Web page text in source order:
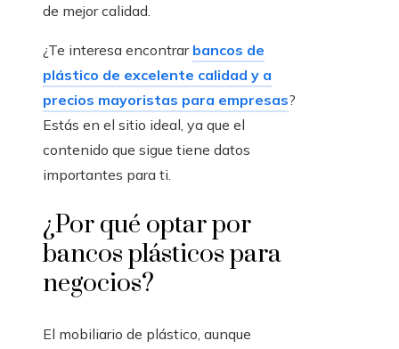
de mejor calidad.
¿Te interesa encontrar bancos de
plástico de excelente calidad y a
precios mayoristas para empresas?
Estás en el sitio ideal, ya que el
contenido que sigue tiene datos
importantes para ti.
¿Por qué optar por
bancos plásticos para
negocios?
El mobiliario de plástico, aunque